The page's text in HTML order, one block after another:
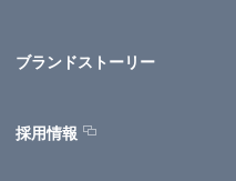
ブランドストーリー
採用情報